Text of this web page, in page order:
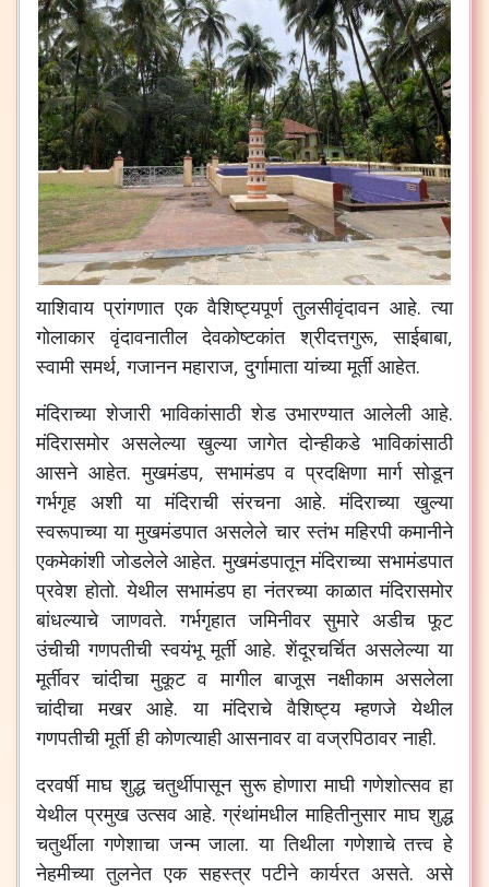
याशिवाय प्रांगणात एक वैशिष्ट्यपूर्ण तुलसीवृंदावन आहे.त्या
गोलाकार वृंदावनातील देवकोष्टकांत श्रीदत्तगुरू,साईबाबा,
स्वामी समर्थ,गजानन महाराज,दुर्गामाता यांच्या मूर्ती आहेत.
मंदिराच्या शेजारी भाविकांसाठी शेड उभारण्यात आलेली आहे.
मंदिरासमोर असलेल्या खुल्या जागेत दोन्हीकडे भाविकांसाठी
आसने आहेत.मुखमंडप,सभामंडप व प्रदक्षिणा मार्ग सोडून
गर्भगृह अशी या मंदिराची संरचना आहे.मंदिराच्या खुल्या
स्वरूपाच्या या मुखमंडपात असलेले चार स्तंभ महिरपी कमानीने
एकमेकांशी जोडलेले आहेत.मुखमंडपातून मंदिराच्या सभामंडपात
प्रवेश होतो.येथील सभामंडप हा नंतरच्या काळात मंदिरासमोर
बांधल्याचे जाणवते.गर्भगृहात जमिनीवर सुमारे अडीच फूट
उंचीची गणपतीची स्वयंभू मूर्ती आहे.शेंदूरचर्चित असलेल्या या
मूर्तीवर चांदीचा मुकूट व मागील बाजूस नक्षीकाम असलेला
चांदीचा मखर आहे.या मंदिराचे वैशिष्ट्य म्हणजे येथील
गणपतीची मूर्ती ही कोणत्याही आसनावर वा वज्रपिठावर नाही.
दरवर्षी माघ शुद्ध चतुर्थीपासून सुरू होणारा माघी गणेशोत्सव हा
येथील प्रमुख उत्सव आहे.ग्रंथांमधील माहितीनुसार माघ शुद्ध
चतुर्थीला गणेशाचा जन्म जाला.या तिथीला गणेशाचे तत्त्व हे
नेहमीच्या तुलनेत एक सहस्त्र पटीने कार्यरत असते.असे